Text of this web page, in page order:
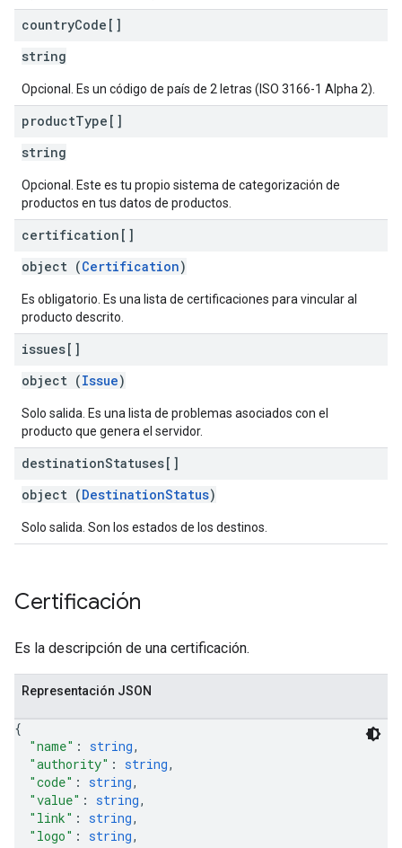
countryCode[]
string
Opcional. Es un código de país de 2 letras (ISO 3166-1 Alpha 2).
productType[]
string
Opcional. Este es tu propio sistema de categorización de
productos en tus datos de productos.
certification[]
object (Certification)
Es obligatorio. Es una lista de certificaciones para vincular al
producto descrito.
issues[]
object (Issue)
Solo salida. Es una lista de problemas asociados con el
producto que genera el servidor.
destinationStatuses[]
object (DestinationStatus)
Solo salida. Son los estados de los destinos.
Certificación
Es la descripción de una certificación.
Representación JSON
{
"name" : string,
"authority" : string,
"code" : string,
"value" : string,
"link" : string,
"logo" : string,